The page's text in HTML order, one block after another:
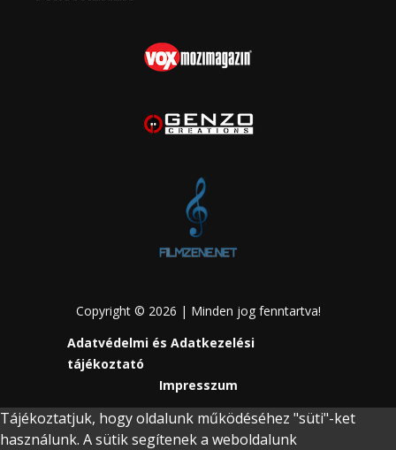
Copyright © 2026 | Minden jog fenntartva!
Adatvédelmi és Adatkezelési
tájékoztató
Impresszum
Tájékoztatjuk, hogy oldalunk működéséhez "süti"-ket
használunk. A sütik segítenek a weboldalunk